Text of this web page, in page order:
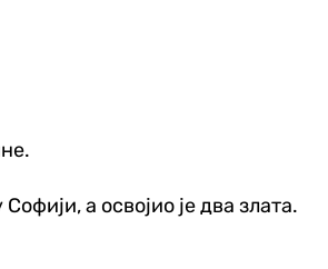
а освојио је два злата.